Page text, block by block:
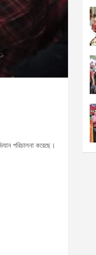
পরিচালনা করেছে।